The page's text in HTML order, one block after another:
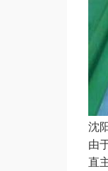
沈
由
直